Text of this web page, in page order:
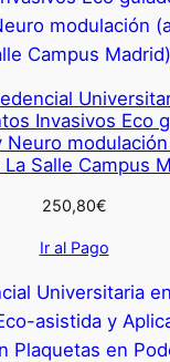
Invasivos Eco
Neuro
Salle Campus
250,80€
Ir al Pago